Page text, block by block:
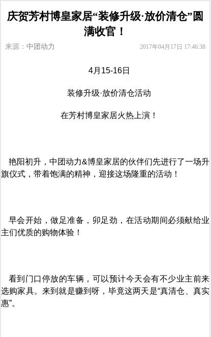
庆贺芳村博皇家居“装修升级·放价清仓”圆
满收官！
来源：中团动力 2017年04月17日 17:46:38
4月15-16日
装修升级·放价清仓活动
在芳村博皇家居火热上演！
艳阳初升，中团动力&博皇家居的伙伴们先进行了一场升
旗仪式，带着饱满的精神，迎接这场隆重的活动！
早会开始，做足准备，卯足劲，在活动期间必须献给业
主们优质的购物体验！
看到门口停放的车辆，可以预计今天会有不少业主前来
选购家具。来到就是赚到呀，毕竟这两天是“真清仓、真实
惠”。